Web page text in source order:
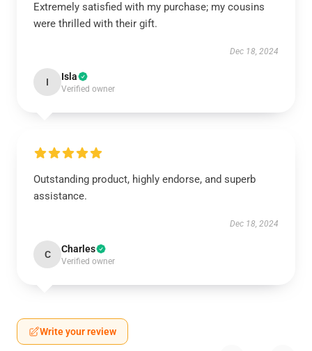
Extremely satisfied with my purchase; my cousins
were thrilled with their gift.
Dec 18, 2024
I Isla
Verified owner
Outstanding product, highly endorse, and superb
assistance.
Dec 18, 2024
C Charles
Verified owner
Write your review